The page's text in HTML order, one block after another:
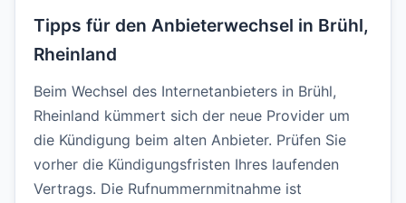
Tipps für den Anbieterwechsel in Brühl,
Rheinland
Beim Wechsel des Internetanbieters in Brühl,
Rheinland kümmert sich der neue Provider um
die Kündigung beim alten Anbieter. Prüfen Sie
vorher die Kündigungsfristen Ihres laufenden
Vertrags. Die Rufnummernmitnahme ist